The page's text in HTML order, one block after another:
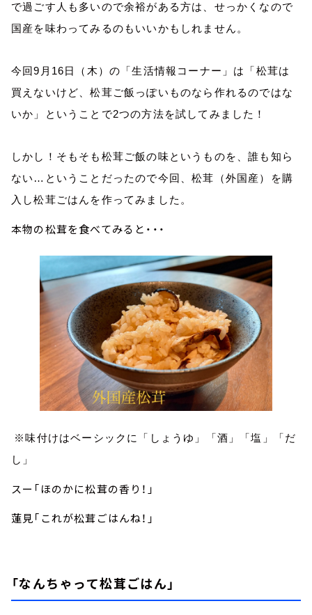
で過ごす人も多いので余裕がある方は、せっかくなので
国産を味わってみるのもいいかもしれません。
今回9月16日（木）の「生活情報コーナー」は「松茸は
買えないけど、松茸ご飯っぽいものなら作れるのではな
いか」ということで2つの方法を試してみました！
しかし！そもそも松茸ご飯の味というものを、誰も知ら
ない…ということだったので今回、松茸（外国産）を購
入し松茸ごはんを作ってみました。
本物の松茸を食べてみると・・・
※味付けはベーシックに「しょうゆ」「酒」「塩」「だ
し」
スー「ほのかに松茸の香り！」
蓮見「これが松茸ごはんね！」
「なんちゃって松茸ごはん」